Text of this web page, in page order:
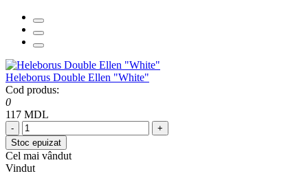
Heleborus Double Ellen "White"
Cod produs:
0
117 MDL
-
+
Stoc epuizat
Cel mai vândut
Vindut